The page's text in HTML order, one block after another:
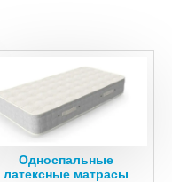
Односпальные
латексные матрасы